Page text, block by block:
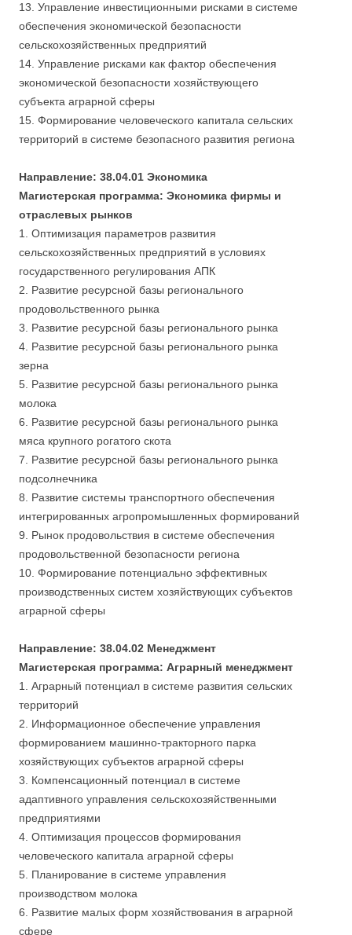
13. Управление инвестиционными рисками в системе
обеспечения экономической безопасности
сельскохозяйственных предприятий
14. Управление рисками как фактор обеспечения
экономической безопасности хозяйствующего
субъекта аграрной сферы
15. Формирование человеческого капитала сельских
территорий в системе безопасного развития региона
Направление: 38.04.01 Экономика
Магистерская программа: Экономика фирмы и
отраслевых рынков
1. Оптимизация параметров развития
сельскохозяйственных предприятий в условиях
государственного регулирования АПК
2. Развитие ресурсной базы регионального
продовольственного рынка
3. Развитие ресурсной базы регионального рынка
4. Развитие ресурсной базы регионального рынка
зерна
5. Развитие ресурсной базы регионального рынка
молока
6. Развитие ресурсной базы регионального рынка
мяса крупного рогатого скота
7. Развитие ресурсной базы регионального рынка
подсолнечника
8. Развитие системы транспортного обеспечения
интегрированных агропромышленных формирований
9. Рынок продовольствия в системе обеспечения
продовольственной безопасности региона
10. Формирование потенциально эффективных
производственных систем хозяйствующих субъектов
аграрной сферы
Направление: 38.04.02 Менеджмент
Магистерская программа: Аграрный менеджмент
1. Аграрный потенциал в системе развития сельских
территорий
2. Информационное обеспечение управления
формированием машинно-тракторного парка
хозяйствующих субъектов аграрной сферы
3. Компенсационный потенциал в системе
адаптивного управления сельскохозяйственными
предприятиями
4. Оптимизация процессов формирования
человеческого капитала аграрной сферы
5. Планирование в системе управления
производством молока
6. Развитие малых форм хозяйствования в аграрной
сфере